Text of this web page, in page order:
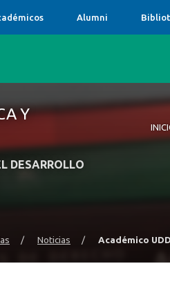
Y
DESARROLLO
Alumni
/ Noticias / Académico